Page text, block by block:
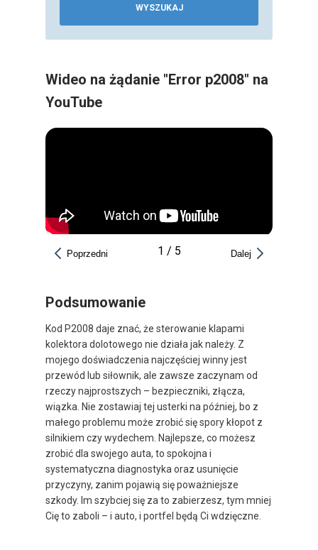
WYSZUKAJ
Wideo na żądanie "Error p2008" na
YouTube
Poprzedni 1 / 5 Dalej
Podsumowanie
Kod P2008 daje znać, że sterowanie klapami
kolektora dolotowego nie działa jak należy. Z
mojego doświadczenia najczęściej winny jest
przewód lub siłownik, ale zawsze zaczynam od
rzeczy najprostszych – bezpieczniki, złącza,
wiązka. Nie zostawiaj tej usterki na później, bo z
małego problemu może zrobić się spory kłopot z
silnikiem czy wydechem. Najlepsze, co możesz
zrobić dla swojego auta, to spokojna i
systematyczna diagnostyka oraz usunięcie
przyczyny, zanim pojawią się poważniejsze
szkody. Im szybciej się za to zabierzesz, tym mniej
Cię to zaboli – i auto, i portfel będą Ci wdzięczne.